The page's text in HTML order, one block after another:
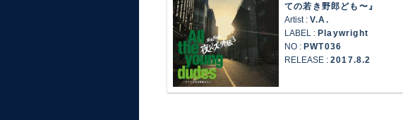
ての若き野郎ども〜』
Artist : V.A.
LABEL : Playwright
NO : PWT036
RELEASE : 2017.8.2